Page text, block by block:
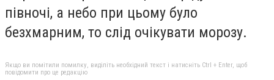
півночі, а небо при цьому було
безхмарним, то слід очікувати морозу.
Якщо ви помітили помилку, виділіть необхідний текст і натисніть Ctrl + Enter, щоб
повідомити про це редакцію